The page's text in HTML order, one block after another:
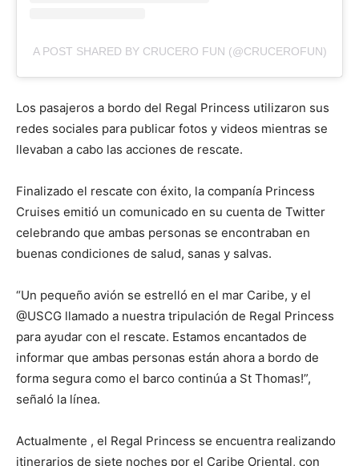
A POST SHARED BY CRUCERO FUN (@CRUCEROFUN)
Los pasajeros a bordo del Regal Princess utilizaron sus
redes sociales para publicar fotos y videos mientras se
llevaban a cabo las acciones de rescate.
Finalizado el rescate con éxito, la companía Princess
Cruises emitió un comunicado en su cuenta de Twitter
celebrando que ambas personas se encontraban en
buenas condiciones de salud, sanas y salvas.
“Un pequeño avión se estrelló en el mar Caribe, y el
@USCG llamado a nuestra tripulación de Regal Princess
para ayudar con el rescate. Estamos encantados de
informar que ambas personas están ahora a bordo de
forma segura como el barco continúa a St Thomas!”,
señaló la línea.
Actualmente , el Regal Princess se encuentra realizando
itinerarios de siete noches por el Caribe Oriental, con